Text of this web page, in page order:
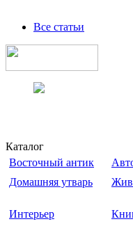
Все статьи
Каталог
Восточный антик
Домашняя утварь
Интерьер